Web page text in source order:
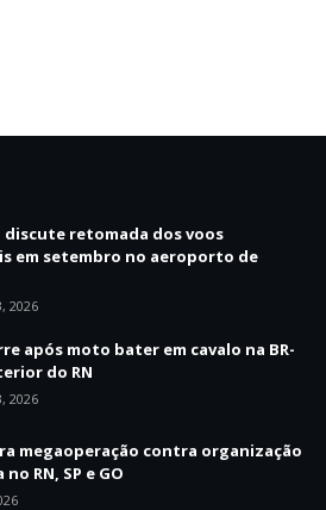
discute retomada dos voos
em setembro no aeroporto de
2026
após moto bater em cavalo na BR-
do RN
2026
megaoperação contra organização
RN, SP e GO